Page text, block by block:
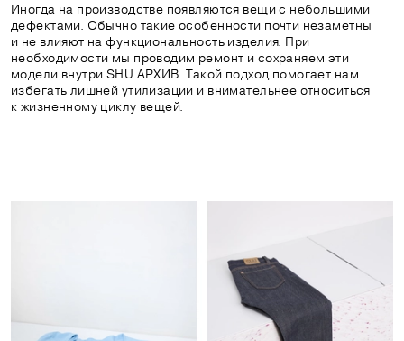
Иногда на производстве появляются вещи с небольшими
дефектами. Обычно такие особенности почти незаметны
и не влияют на функциональность изделия. При
необходимости мы проводим ремонт и сохраняем эти
модели внутри SHU АРХИВ. Такой подход помогает нам
избегать лишней утилизации и внимательнее относиться
к жизненному циклу вещей.